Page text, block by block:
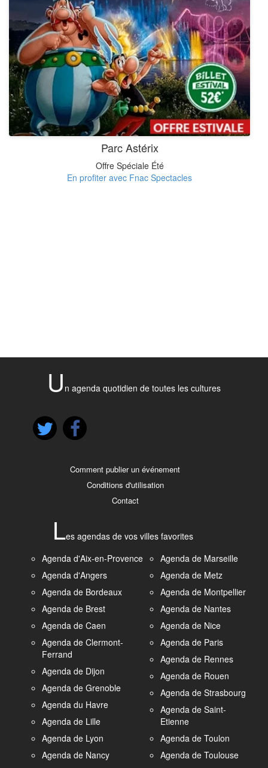
Parc Astérix
Offre Spéciale Été
En profiter avec Fnac Spectacles
U n agenda quotidien de toutes les cultures
Comment publier un événement
Conditions d'utilisation
Contact
Les agendas de vos villes favorites
Agenda d'Aix-en-Provence
Agenda d'Angers
Agenda de Bordeaux
Agenda de Brest
Agenda de Caen
Agenda de Clermont-
Ferrand
Agenda de Dijon
Agenda de Grenoble
Agenda du Havre
Agenda de Lille
Agenda de Lyon
Agenda de Nancy
Agenda de Marseille
Agenda de Metz
Agenda de Montpellier
Agenda de Nantes
Agenda de Nice
Agenda de Paris
Agenda de Rennes
Agenda de Rouen
Agenda de Strasbourg
Agenda de Saint-
Etienne
Agenda de Toulon
Agenda de Toulouse